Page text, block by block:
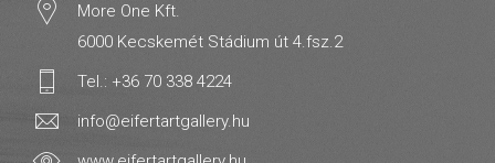
More One Kft.
6000 Kecskemét Stádium út 4.fsz.2
Tel.: +36 70 338 4224
info@eifertartgallery.hu